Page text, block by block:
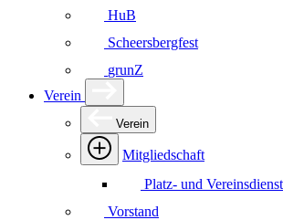
HuB
Scheersbergfest
grunZ
Verein
Verein
Mitgliedschaft
Platz- und Vereinsdienst
Vorstand